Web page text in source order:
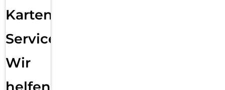
Karten
Service:
Wir